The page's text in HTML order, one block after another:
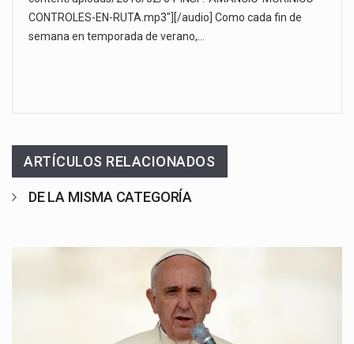
CONTROLES-EN-RUTA.mp3"][/audio] Como cada fin de
semana en temporada de verano,…
ARTÍCULOS RELACIONADOS
DE LA MISMA CATEGORÍA